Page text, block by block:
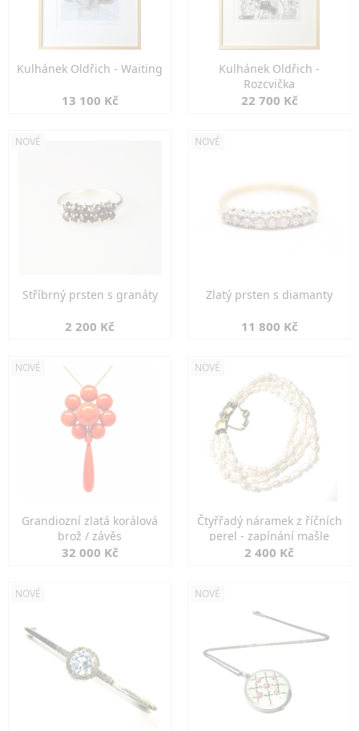
Kulhánek Oldřich - Waiting
13 100 Kč
Kulhánek Oldřich -
Rozcvička
22 700 Kč
NOVÉ
Stříbrný prsten s granáty
2 200 Kč
NOVÉ
Zlatý prsten s diamanty
11 800 Kč
NOVÉ
Grandiozní zlatá korálová
brož / závěs
32 000 Kč
NOVÉ
Čtyřřadý náramek z říčních
perel - zapínání mašle
2 400 Kč
NOVÉ NOVÉ